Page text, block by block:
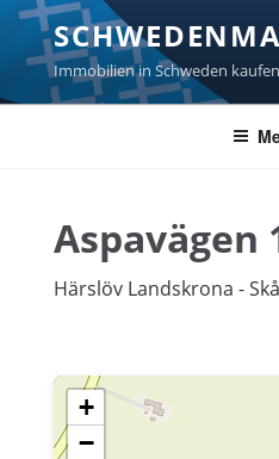
Zum
Inhalt
springenImmobilien in Schweden
Aspavägen
Härslöv Landskrona -
+
−